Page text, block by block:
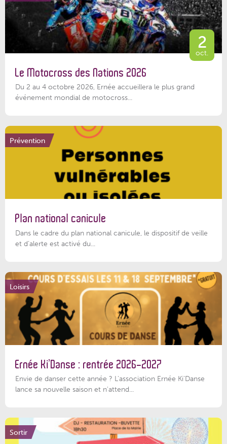
2
oct.
Le Motocross des Nations 2026
Du 2 au 4 octobre 2026, Ernée accueillera le plus grand
événement mondial de motocross...
Prévention
Plan national canicule
Dans le cadre du plan national canicule, le dispositif de veille
et d’alerte est activé du...
Loisirs
Ernée Ki’Danse : rentrée 2026-2027
Envie de danser cette année ? L'association Ernée Ki'Danse
lance sa nouvelle saison et n'attend...
Sortir